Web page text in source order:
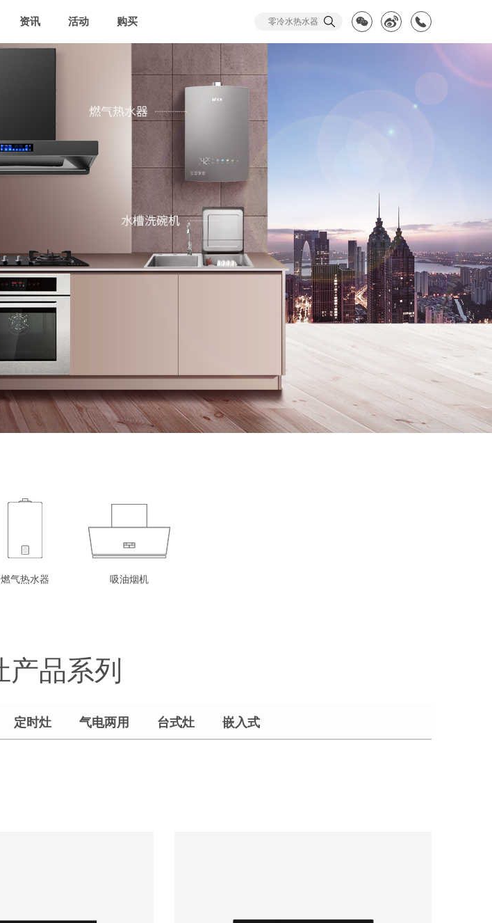
资讯 活动 购买
燃气热水器 吸油烟机
产品系列
定时灶 气电两用 台式灶 嵌入式